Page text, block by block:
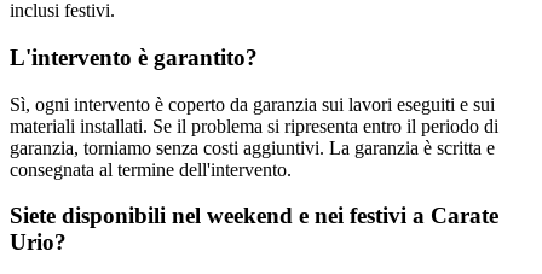
inclusi festivi.
L'intervento è garantito?
Sì, ogni intervento è coperto da garanzia sui lavori eseguiti e sui
materiali installati. Se il problema si ripresenta entro il periodo di
garanzia, torniamo senza costi aggiuntivi. La garanzia è scritta e
consegnata al termine dell'intervento.
Siete disponibili nel weekend e nei festivi a Carate
Urio?